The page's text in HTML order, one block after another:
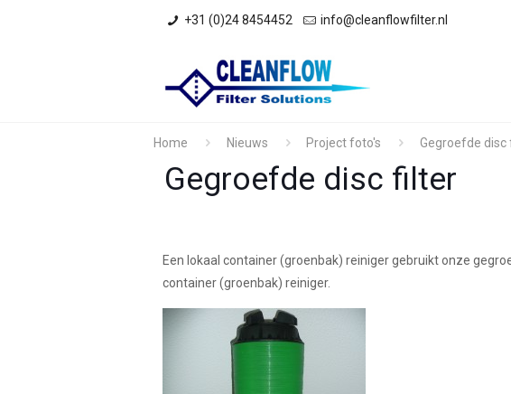
+31 (0)24 8454452 info@cleanflowfilter.nl
Home Nieuws Project foto's Gegroefde disc
Gegroefde disc filter
Een lokaal container (groenbak) reiniger gebruikt onze
container (groenbak) reiniger.